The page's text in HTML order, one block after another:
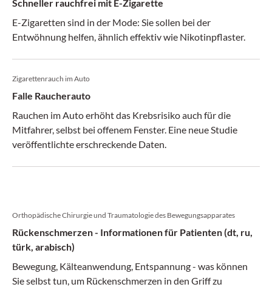
Schneller rauchfrei mit E-Zigarette
E-Zigaretten sind in der Mode: Sie sollen bei der
Entwöhnung helfen, ähnlich effektiv wie Nikotinpflaster.
Zigarettenrauch im Auto
Falle Raucherauto
Rauchen im Auto erhöht das Krebsrisiko auch für die
Mitfahrer, selbst bei offenem Fenster. Eine neue Studie
veröffentlichte erschreckende Daten.
Orthopädische Chirurgie und Traumatologie des Bewegungsapparates
Rückenschmerzen - Informationen für Patienten (dt, ru,
türk, arabisch)
Bewegung, Kälteanwendung, Entspannung - was können
Sie selbst tun, um Rückenschmerzen in den Griff zu